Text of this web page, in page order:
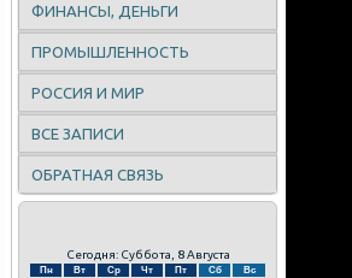
ФИНАНСЫ, ДЕНЬГИ
ПРОМЫШЛЕННОСТЬ
РОССИЯ И МИР
ВСЕ ЗАПИСИ
ОБРАТНАЯ СВЯЗЬ
Сегодня: Суббота, 8 Августа
Пн Вт Ср Чт Пт Сб Вс